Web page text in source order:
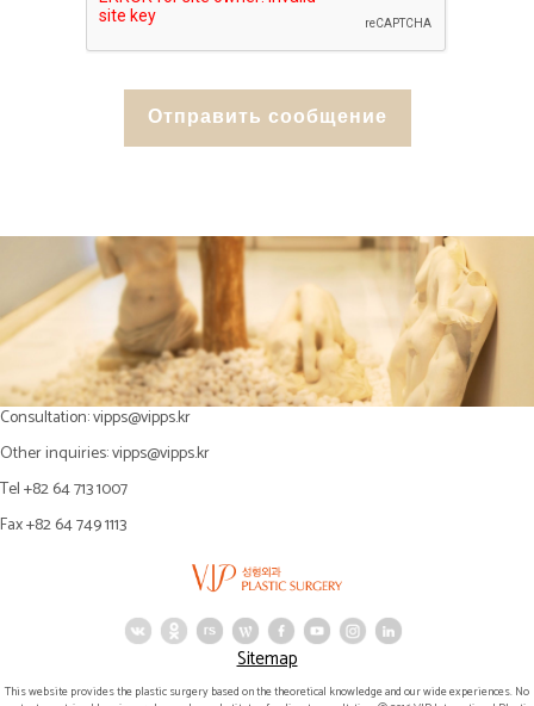
Consultation:vipps@vipps.kr
Other inquiries:vipps@vipps.kr
Tel +82 64 713 1007
Fax +82 64 749 1113
Sitemap
This website provides the plastic surgery based on the theoretical knowledge and our wide experiences. No